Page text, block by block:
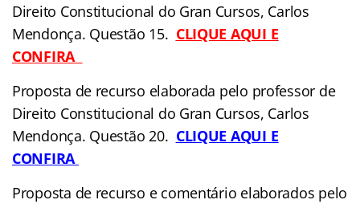
Direito Constitucional do Gran Cursos, Carlos
Mendonça. Questão 15. CLIQUE AQUI E
CONFIRA
Proposta de recurso elaborada pelo professor de
Direito Constitucional do Gran Cursos, Carlos
Mendonça. Questão 20. CLIQUE AQUI E
CONFIRA
Proposta de recurso e comentário elaborados pelo